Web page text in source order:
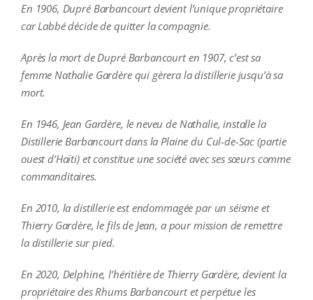
En 1906, Dupré Barbancourt devient l’unique propriétaire
car Labbé décide de quitter la compagnie.
Après la mort de Dupré Barbancourt en 1907, c’est sa
femme Nathalie Gardère qui gèrera la distillerie jusqu’à sa
mort.
En 1946, Jean Gardère, le neveu de Nathalie, installe la
Distillerie Barbancourt dans la Plaine du Cul-de-Sac (partie
ouest d’Haïti) et constitue une société avec ses sœurs comme
commanditaires.
En 2010, la distillerie est endommagée par un séisme et
Thierry Gardère, le fils de Jean, a pour mission de remettre
la distillerie sur pied.
En 2020, Delphine, l’héritière de Thierry Gardère, devient la
propriétaire des Rhums Barbancourt et perpétue les